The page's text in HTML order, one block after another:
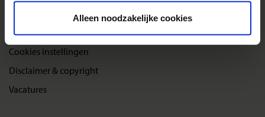
Alleen noodzakelijke cookies
Bel, mail of chat met ons
Privacybeleid
Cookies instellingen
Disclaimer & copyright
Vacatures